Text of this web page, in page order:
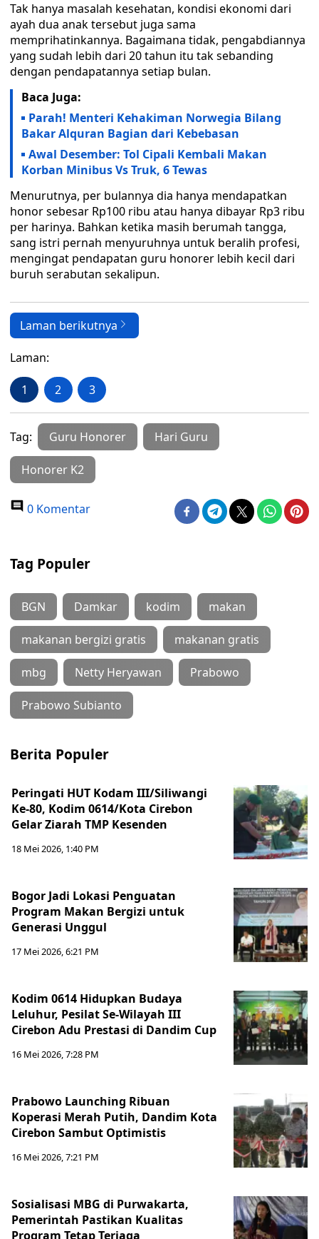
Tak hanya masalah kesehatan, kondisi ekonomi dari
ayah dua anak tersebut juga sama
memprihatinkannya. Bagaimana tidak, pengabdiannya
yang sudah lebih dari 20 tahun itu tak sebanding
dengan pendapatannya setiap bulan.
Baca Juga:
Parah! Menteri Kehakiman Norwegia Bilang
Bakar Alquran Bagian dari Kebebasan
Awal Desember: Tol Cipali Kembali Makan
Korban Minibus Vs Truk, 6 Tewas
Menurutnya, per bulannya dia hanya mendapatkan
honor sebesar Rp100 ribu atau hanya dibayar Rp3 ribu
per harinya. Bahkan ketika masih berumah tangga,
sang istri pernah menyuruhnya untuk beralih profesi,
mengingat pendapatan guru honorer lebih kecil dari
buruh serabutan sekalipun.
Laman berikutnya
Laman:
1 2 3
Tag: Guru Honorer Hari Guru
Honorer K2
0 Komentar
Tag Populer
BGN Damkar kodim makan
makanan bergizi gratis makanan gratis
mbg Netty Heryawan Prabowo
Prabowo Subianto
Berita Populer
Peringati HUT Kodam III/Siliwangi
Ke-80, Kodim 0614/Kota Cirebon
Gelar Ziarah TMP Kesenden
18 Mei 2026, 1:40 PM
Bogor Jadi Lokasi Penguatan
Program Makan Bergizi untuk
Generasi Unggul
17 Mei 2026, 6:21 PM
Kodim 0614 Hidupkan Budaya
Leluhur, Pesilat Se-Wilayah III
Cirebon Adu Prestasi di Dandim Cup
16 Mei 2026, 7:28 PM
Prabowo Launching Ribuan
Koperasi Merah Putih, Dandim Kota
Cirebon Sambut Optimistis
16 Mei 2026, 7:21 PM
Sosialisasi MBG di Purwakarta,
Pemerintah Pastikan Kualitas
Program Tetap Terjaga